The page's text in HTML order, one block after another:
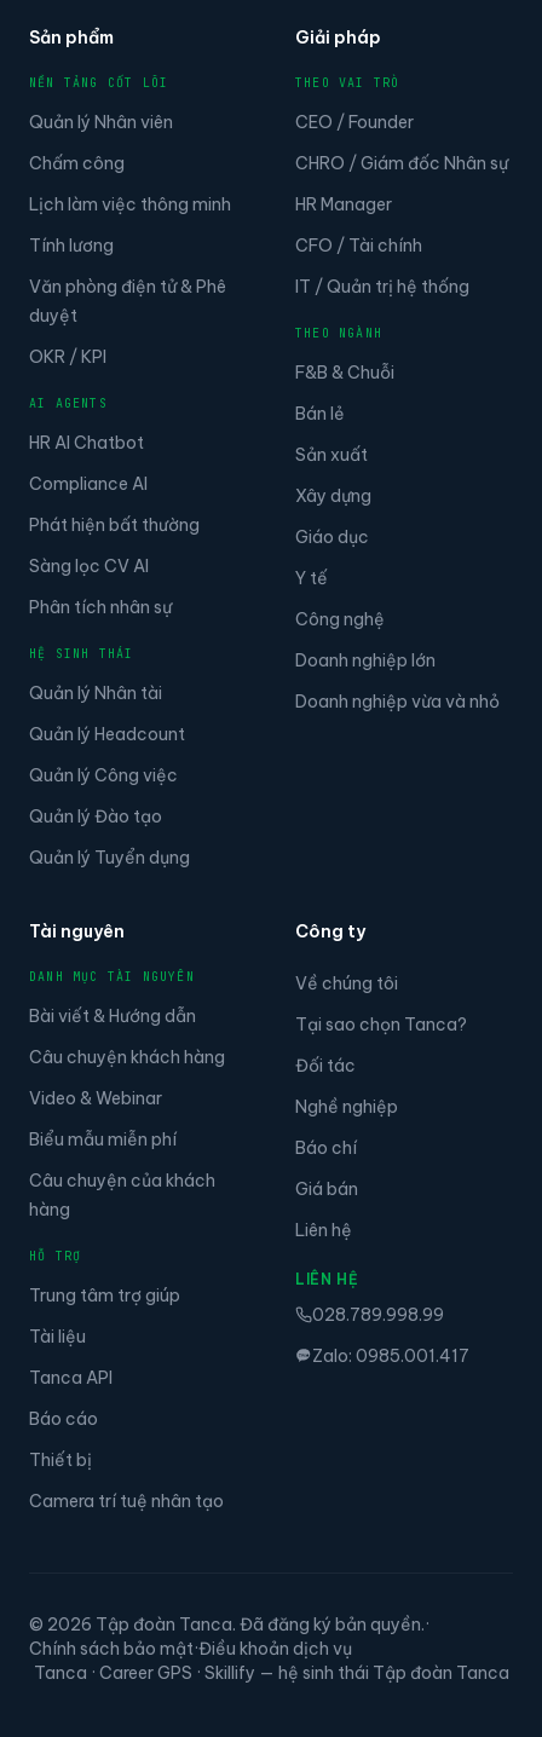
Sản phẩm
NỀN TẢNG CỐT LÕI
Quản lý Nhân viên
Chấm công
Lịch làm việc thông minh
Tính lương
Văn phòng điện tử & Phê
duyệt
OKR / KPI
AI AGENTS
HR AI Chatbot
Compliance AI
Phát hiện bất thường
Sàng lọc CV AI
Phân tích nhân sự
HỆ SINH THÁI
Quản lý Nhân tài
Quản lý Headcount
Quản lý Công việc
Quản lý Đào tạo
Quản lý Tuyển dụng
Giải pháp
THEO VAI TRÒ
CEO / Founder
CHRO / Giám đốc Nhân sự
HR Manager
CFO / Tài chính
IT / Quản trị hệ thống
THEO NGÀNH
F&B & Chuỗi
Bán lẻ
Sản xuất
Xây dựng
Giáo dục
Y tế
Công nghệ
Doanh nghiệp lớn
Doanh nghiệp vừa và nhỏ
Tài nguyên
DANH MỤC TÀI NGUYÊN
Bài viết & Hướng dẫn
Câu chuyện khách hàng
Video & Webinar
Biểu mẫu miễn phí
Câu chuyện của khách
hàng
HỖ TRỢ
Trung tâm trợ giúp
Tài liệu
Tanca API
Báo cáo
Thiết bị
Camera trí tuệ nhân tạo
Công ty
Về chúng tôi
Tại sao chọn Tanca?
Đối tác
Nghề nghiệp
Báo chí
Giá bán
Liên hệ
LIÊN HỆ
028.789.998.99
Zalo: 0985.001.417
© 2026 Tập đoàn Tanca. Đã đăng ký bản quyền.·
Chính sách bảo mật·Điều khoản dịch vụ
Tanca · Career GPS · Skillify — hệ sinh thái Tập đoàn Tanca